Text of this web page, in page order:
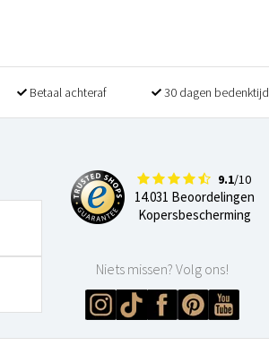
Betaal achteraf 30 dagen bedenktijd
9.1/10
14.031 Beoordelingen
Kopersbescherming
Niets missen? Volg ons!